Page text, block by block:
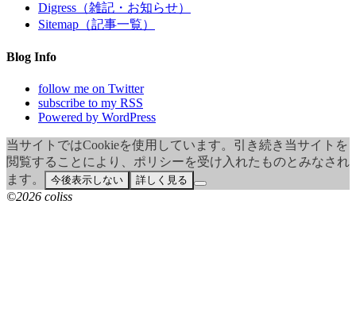
Digress（雑記・お知らせ）
Sitemap（記事一覧）
Blog Info
follow me on Twitter
subscribe to my RSS
Powered by WordPress
当サイトではCookieを使用しています。引き続き当サイトを
閲覧することにより、ポリシーを受け入れたものとみなされ
ます。
今後表示しない 詳しく見る
©2026 coliss